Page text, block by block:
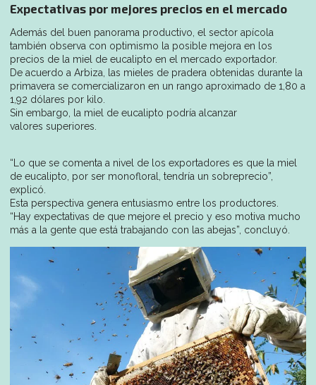
Expectativas por mejores precios en el mercado
Además del buen panorama productivo, el sector apícola
también observa con optimismo la posible mejora en los
precios de la miel de eucalipto en el mercado exportador.
De acuerdo a Arbiza, las mieles de pradera obtenidas durante la
primavera se comercializaron en un rango aproximado de 1,80 a
1,92 dólares por kilo.
Sin embargo, la miel de eucalipto podría alcanzar
valores superiores.
“Lo que se comenta a nivel de los exportadores es que la miel
de eucalipto, por ser monofloral, tendría un sobreprecio”,
explicó.
Esta perspectiva genera entusiasmo entre los productores.
“Hay expectativas de que mejore el precio y eso motiva mucho
más a la gente que está trabajando con las abejas”, concluyó.